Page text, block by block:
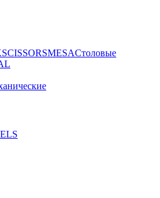
SCISSORSMESAСтоловые